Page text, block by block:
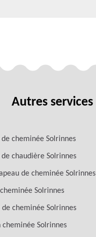
Autres services
de cheminée Solrinnes
de chaudière Solrinnes
de cheminée Solrinnes
cheminée Solrinnes
de cheminée Solrinnes
cheminée Solrinnes